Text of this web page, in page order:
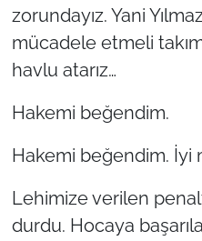
zorundayız. Yani
mücadele etmeli
havlu atarız…
Hakemi beğendim.
Hakemi beğendim. İyi
Lehimize verilen
durdu. Hocaya